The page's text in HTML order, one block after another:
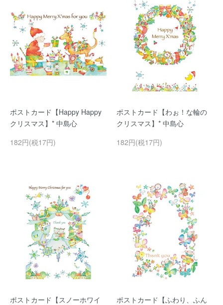
ポストカード【Happy Happy
クリスマス】* 中島心
182円(税17円)
ポストカード【わぉ！な輪の
クリスマス】* 中島心
182円(税17円)
ポストカード【スノーホワイ
ポストカード【ふわり、ふん